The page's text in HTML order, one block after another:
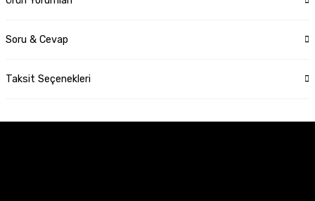
Soru & Cevap
Taksit Seçenekleri